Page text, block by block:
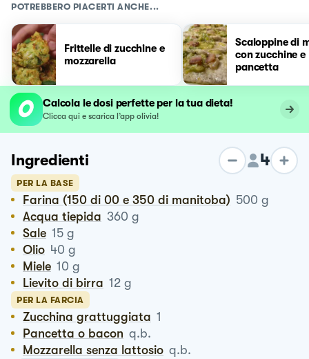
POTREBBERO PIACERTI ANCHE...
Frittelle di zucchine e
mozzarella
Scaloppine di
con zucchine e
pancetta
Calcola le dosi perfette per la tua dieta!
Clicca qui e scarica l’app olivia!
Ingredienti 4
PER LA BASE
Farina (150 di 00 e 350 di manitoba) 500 g
Acqua tiepida 360 g
Sale 15 g
Olio 40 g
Miele 10 g
Lievito di birra 12 g
PER LA FARCIA
Zucchina grattuggiata 1
Pancetta o bacon q.b.
Mozzarella senza lattosio q.b.